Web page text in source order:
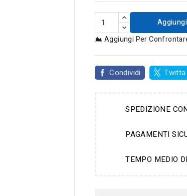
Aggiungi Per
Condividi Twitta
SPEDIZIONE
PAGAMENTI
TEMPO MEDIO